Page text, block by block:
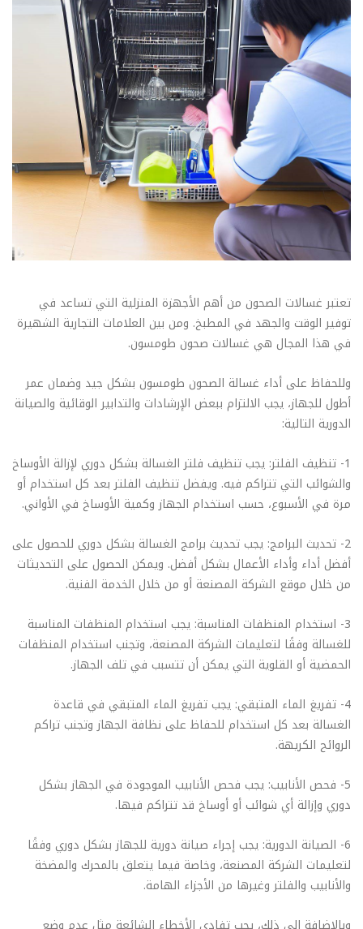
تعتبر غسالات الصحون من أهم الأجهزة المنزلية التي تساعد في
توفير الوقت والجهد في المطبخ. ومن بين العلامات التجارية الشهيرة
في هذا المجال هي غسالات صحون طومسون.
وللحفاظ على أداء غسالة الصحون طومسون بشكل جيد وضمان عمر
أطول للجهاز، يجب الالتزام ببعض الإرشادات والتدابير الوقائية والصيانة
الدورية التالية:
1- تنظيف الفلتر: يجب تنظيف فلتر الغسالة بشكل دوري لإزالة الأوساخ
والشوائب التي تتراكم فيه. ويفضل تنظيف الفلتر بعد كل استخدام أو
مرة في الأسبوع، حسب استخدام الجهاز وكمية الأوساخ في الأواني.
2- تحديث البرامج: يجب تحديث برامج الغسالة بشكل دوري للحصول على
أفضل أداء وأداء الأعمال بشكل أفضل. ويمكن الحصول على التحديثات
من خلال موقع الشركة المصنعة أو من خلال الخدمة الفنية.
3- استخدام المنظفات المناسبة: يجب استخدام المنظفات المناسبة
للغسالة وفقًا لتعليمات الشركة المصنعة، وتجنب استخدام المنظفات
الحمضية أو القلوية التي يمكن أن تتسبب في تلف الجهاز.
4- تفريغ الماء المتبقي: يجب تفريغ الماء المتبقي في قاعدة
الغسالة بعد كل استخدام للحفاظ على نظافة الجهاز وتجنب تراكم
الروائح الكريهة.
5- فحص الأنابيب: يجب فحص الأنابيب الموجودة في الجهاز بشكل
دوري وإزالة أي شوائب أو أوساخ قد تتراكم فيها.
6- الصيانة الدورية: يجب إجراء صيانة دورية للجهاز بشكل دوري وفقًا
لتعليمات الشركة المصنعة، وخاصة فيما يتعلق بالمحرك والمضخة
والأنابيب والفلتر وغيرها من الأجزاء الهامة.